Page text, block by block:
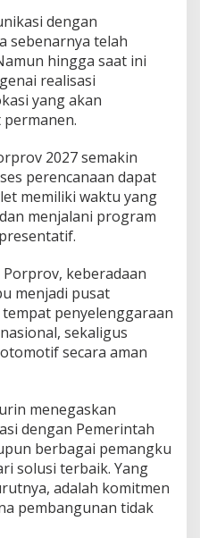
dengan
sebenarnya telah
hingga saat ini
realisasi
yang akan
2027 semakin
perencanaan dapat
memiliki waktu yang
menjalani program
keberadaan
menjadi pusat
penyelenggaraan
sekaligus
secara aman
menegaskan
dengan Pemerintah
berbagai pemangku
solusi terbaik. Yang
adalah komitmen
pembangunan tidak